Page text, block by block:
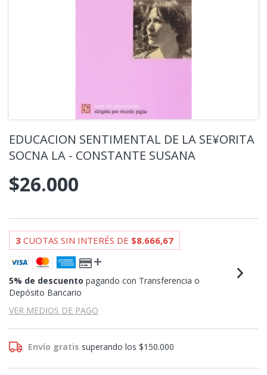
EDUCACION SENTIMENTAL DE LA SE¥ORITA
SOCNA LA - CONSTANTE SUSANA
$26.000
3 CUOTAS SIN INTERÉS DE $8.666,67
5% de descuento pagando con Transferencia o
Depósito Bancario
VER MEDIOS DE PAGO
Envío gratis superando los$150.000